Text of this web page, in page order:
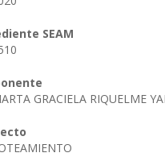
SEAM
GRACIELA RIQUELME